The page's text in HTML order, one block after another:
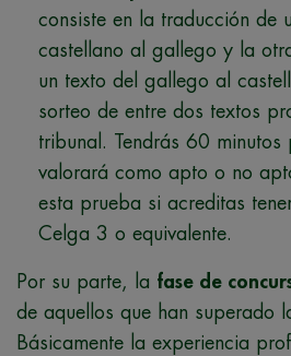
consiste en la traducción de
castellano al gallego y la
un texto del gallego al
sorteo de entre dos textos
tribunal. Tendrás 60
valorará como apto o no
esta prueba si acreditas
Celga 3 o equivalente.
Por su parte, la fase de
de aquellos que han superado
Básicamente la experiencia